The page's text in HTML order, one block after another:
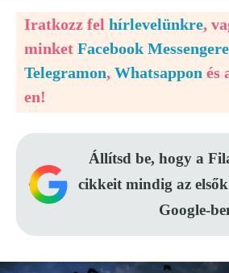
Iratkozz fel hírlevelünkre,
minket Facebook
Telegramon, Whatsappon és
en!
Állítsd be, hogy a
cikkeit mindig az
Google-